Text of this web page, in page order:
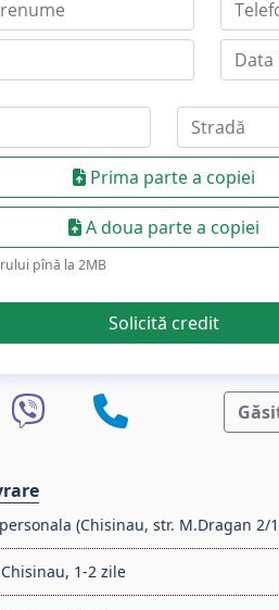
Prima parte a copiei
A doua parte a copiei
pînă la 2МB
Solicită credit
(Chisinau, str. M.Dragan 2/
1-2 zile